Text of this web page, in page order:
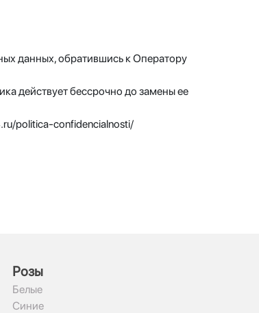
данных, обратившись к Оператору
действует бессрочно до замены ее
politica-confidencialnosti/
Рoзы
Белые
Синие